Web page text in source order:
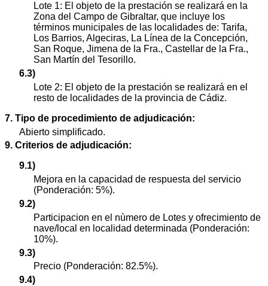
Lote 1: El objeto de la prestación se realizará en la
Zona del Campo de Gibraltar, que incluye los
términos municipales de las localidades de: Tarifa,
Los Barrios, Algeciras, La Línea de la Concepción,
San Roque, Jimena de la Fra., Castellar de la Fra.,
San Martín del Tesorillo.
6.3)
Lote 2: El objeto de la prestación se realizará en el
resto de localidades de la provincia de Cádiz.
7. Tipo de procedimiento de adjudicación:
Abierto simplificado.
9. Criterios de adjudicación:
9.1)
Mejora en la capacidad de respuesta del servicio
(Ponderación: 5%).
9.2)
Participacion en el nùmero de Lotes y ofrecimiento de
nave/local en localidad determinada (Ponderación:
10%).
9.3)
Precio (Ponderación: 82.5%).
9.4)